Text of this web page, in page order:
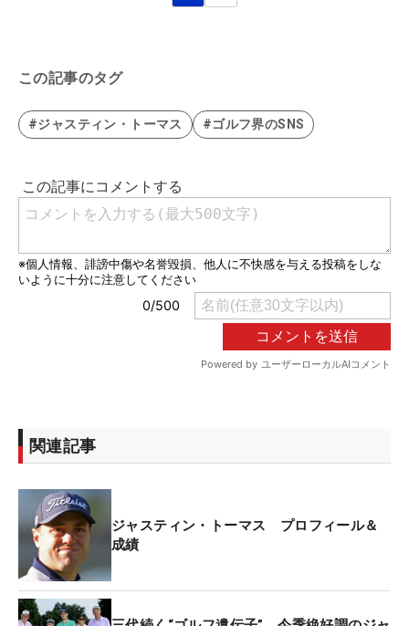
この記事のタグ
#ジャスティン・トーマス #ゴルフ界のSNS
関連記事
ジャスティン・トーマス プロフィール＆
成績